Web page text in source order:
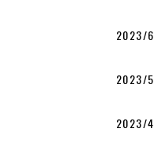
2023/6
2023/5
2023/4